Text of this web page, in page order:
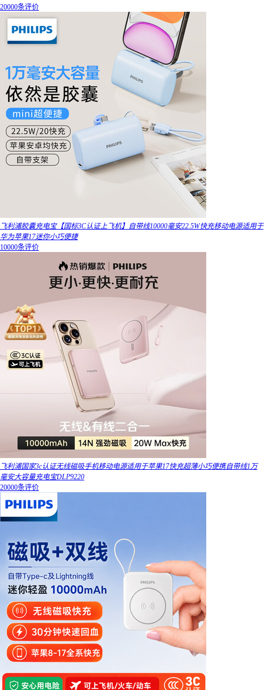
20000条评价
飞利浦胶囊充电宝【国标3C认证上飞机】自带线10000毫安22.5W快充移动电源适用于
华为苹果17迷你小巧便捷
10000条评价
飞利浦国家3c认证无线磁吸手机移动电源适用于苹果17快充超薄小巧便携自带线1万
毫安大容量充电宝DLP9220
20000条评价